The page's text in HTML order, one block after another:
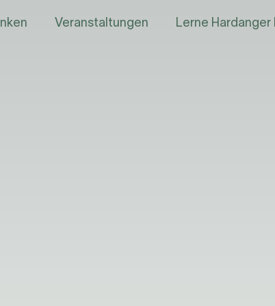
Veranstaltungen Lerne Hardanger